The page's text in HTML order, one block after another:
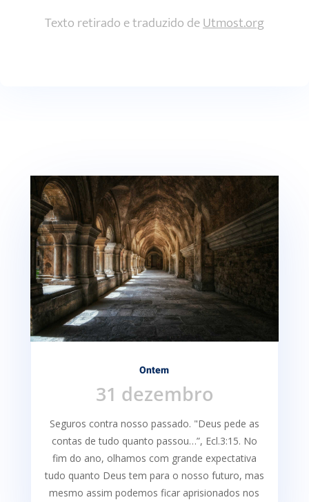
Texto retirado e traduzido deUtmost.org
Ontem
31 dezembro
Seguros contra nosso passado. "Deus pede as
contas de tudo quanto passou…”, Ecl.3:15. No
fim do ano, olhamos com grande expectativa
tudo quanto Deus tem para o nosso futuro, mas
mesmo assim podemos ficar aprisionados nos